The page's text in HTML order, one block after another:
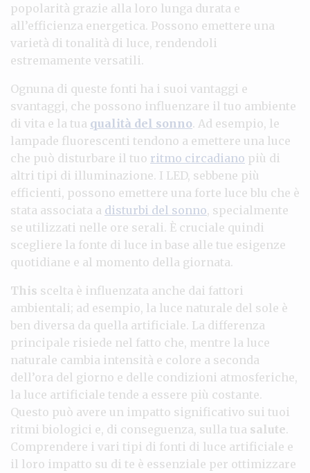
popolarità grazie alla loro lunga durata e
all’efficienza energetica. Possono emettere una
varietà di tonalità di luce, rendendoli
estremamente versatili.
Ognuna di queste fonti ha i suoi vantaggi e
svantaggi, che possono influenzare il tuo ambiente
di vita e la tua qualità del sonno. Ad esempio, le
lampade fluorescenti tendono a emettere una luce
che può disturbare il tuo ritmo circadiano più di
altri tipi di illuminazione. I LED, sebbene più
efficienti, possono emettere una forte luce blu che è
stata associata a disturbi del sonno, specialmente
se utilizzati nelle ore serali. È cruciale quindi
scegliere la fonte di luce in base alle tue esigenze
quotidiane e al momento della giornata.
This scelta è influenzata anche dai fattori
ambientali; ad esempio, la luce naturale del sole è
ben diversa da quella artificiale. La differenza
principale risiede nel fatto che, mentre la luce
naturale cambia intensità e colore a seconda
dell’ora del giorno e delle condizioni atmosferiche,
la luce artificiale tende a essere più costante.
Questo può avere un impatto significativo sui tuoi
ritmi biologici e, di conseguenza, sulla tua salute.
Comprendere i vari tipi di fonti di luce artificiale e
il loro impatto su di te è essenziale per ottimizzare